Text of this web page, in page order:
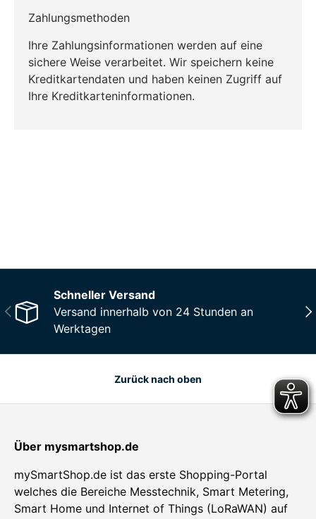
Zahlungsmethoden
Ihre Zahlungsinformationen werden auf eine
sichere Weise verarbeitet. Wir speichern keine
Kreditkartendaten und haben keinen Zugriff auf
Ihre Kreditkarteninformationen.
Vorherige
Schneller Versand
Versand innerhalb von 24 Stunden an
Werktagen
Zurück nach oben
Über mysmartshop.de
mySmartShop.de ist das erste Shopping-Portal
welches die Bereiche Messtechnik, Smart Metering,
Smart Home und Internet of Things (LoRaWAN) auf